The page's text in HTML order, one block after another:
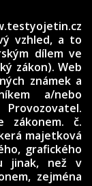
vzhled, a to
dílem ve
zákon). Web
známek a
a/nebo
zákonem. č.
majetková
grafického
jinak, než v
zejména